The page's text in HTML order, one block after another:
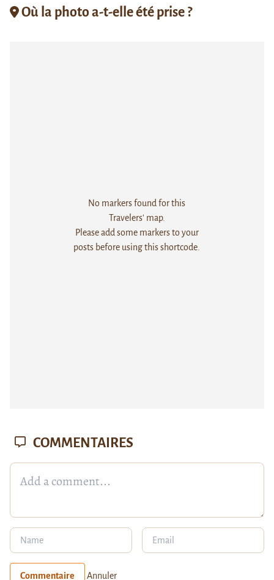
Où la photo a-t-elle été prise ?
No markers found for this
Travelers' map.
Please add some markers to your
posts before using this shortcode.
COMMENTAIRES
Commentaire Annuler